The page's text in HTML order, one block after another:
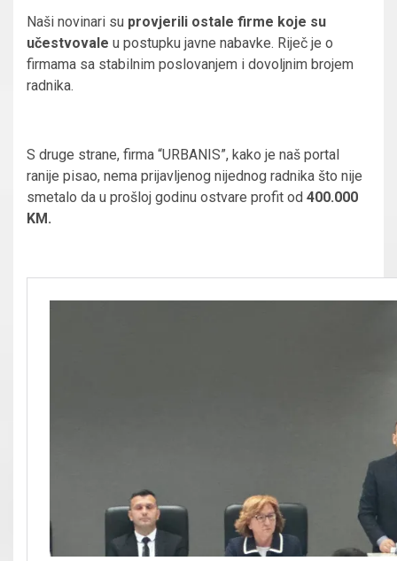
Naši novinari su provjerili ostale firme koje su
učestvovale u postupku javne nabavke. Riječ je o
firmama sa stabilnim poslovanjem i dovoljnim brojem
radnika.
S druge strane, firma “URBANIS”, kako je naš portal
ranije pisao, nema prijavljenog nijednog radnika što nije
smetalo da u prošloj godinu ostvare profit od 400.000
KM.